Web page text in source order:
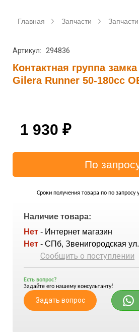
Главная Запчасти
Артикул: 294836
Контактная группа
Gilera Runner 50-180cc
1 930 ₽
Сроки получения товара по по запросу
Наличие товара:
Нет - Интернет магазин
Нет - СПб, Звенигородская
Сообщить о поступлении
Есть вопрос?
Задайте его нашему консультанту!
Задать вопрос